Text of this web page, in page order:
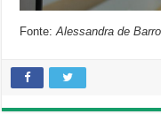
Fonte:Alessandra de